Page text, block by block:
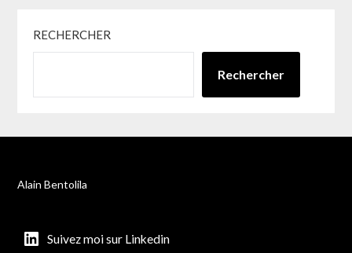
RECHERCHER
Rechercher
Alain Bentolila
Suivez moi sur Linkedin